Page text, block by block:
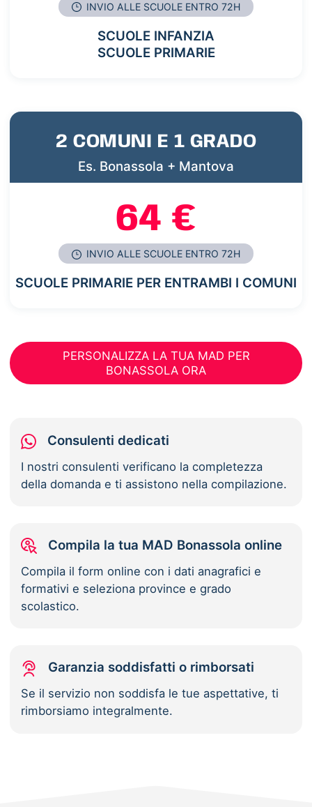
INVIO ALLE SCUOLE ENTRO 72H
SCUOLE INFANZIA
SCUOLE PRIMARIE
2 COMUNI E 1 GRADO
Es. Bonassola + Mantova
64 €
INVIO ALLE SCUOLE ENTRO 72H
SCUOLE PRIMARIE PER ENTRAMBI I COMUNI
PERSONALIZZA LA TUA MAD PER
BONASSOLA ORA
Consulenti dedicati
I nostri consulenti verificano la completezza
della domanda e ti assistono nella compilazione.
Compila la tua MAD Bonassola online
Compila il form online con i dati anagrafici e
formativi e seleziona province e grado
scolastico.
Garanzia soddisfatti o rimborsati
Se il servizio non soddisfa le tue aspettative, ti
rimborsiamo integralmente.